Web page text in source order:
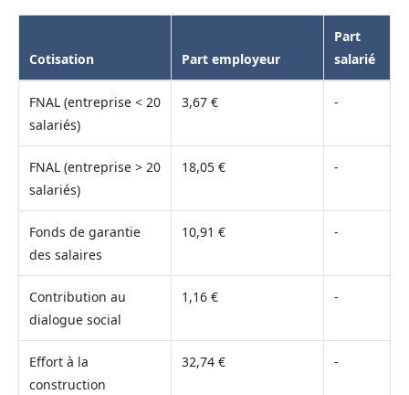
Cotisation Part employeur
Part
salarié
FNAL (entreprise < 20
salariés)
3,67 € -
FNAL (entreprise > 20
salariés)
18,05 € -
Fonds de garantie
des salaires
10,91 € -
Contribution au
dialogue social
1,16 € -
Effort à la
construction
32,74 € -